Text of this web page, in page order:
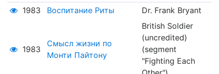
1983
Воспитание Риты Dr. Frank Bryant
1983
Смысл жизни по
Монти Пайтону
British Soldier
(uncredited)
(segment
"Fighting Each